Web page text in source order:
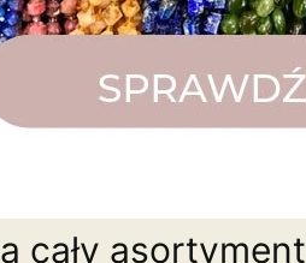
cały asortyment